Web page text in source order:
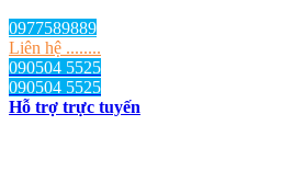
0977589889
Liên hệ ........
090504 5525
090504 5525
Hỗ trợ trực tuyến